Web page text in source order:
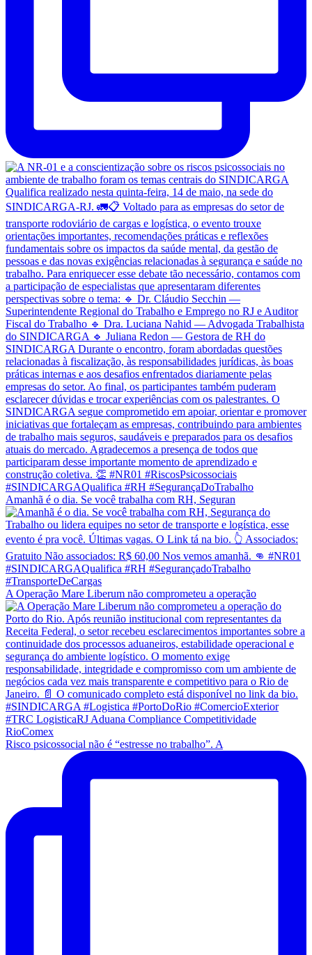
Amanhã é o dia. Se você trabalha com RH, Seguran
A Operação Mare Liberum não comprometeu a operação
Risco psicossocial não é “estresse no trabalho”. A